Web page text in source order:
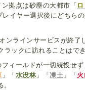
拠点は砂塵の大都市「
レイヤー選択後にどちら
ンラインサービスが終了
ラックに訪れることはでき
ィールドが一切続投せ
」「 水没林」「凍土 」「 火